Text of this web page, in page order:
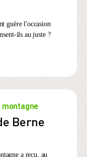
guère l'occasion
ils au juste ?
Berne
a reçu, au